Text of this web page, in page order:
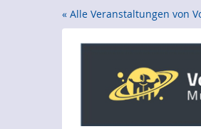
« Alle Veranstaltungen von